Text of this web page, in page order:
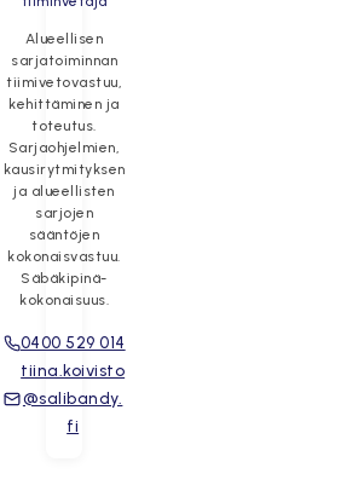
Alueellisen
sarjatoiminnan
tiimivetovastuu,
kehittäminen ja
toteutus.
Sarjaohjelmien,
kausirytmityksen
ja alueellisten
sarjojen
sääntöjen
kokonaisvastuu.
Säbäkipinä-
kokonaisuus.
0400 529 014
tiina.koivisto
@salibandy.
fi